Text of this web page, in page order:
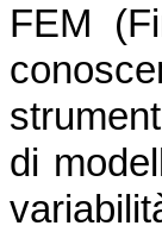
FEM
di